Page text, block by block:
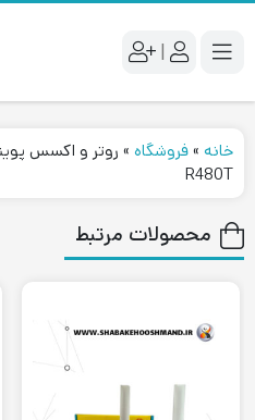
|
خانه »فروشگاه »
R480T
محصولات مرتبط